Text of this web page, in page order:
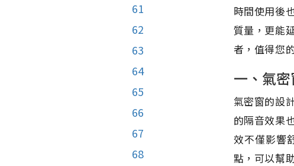
61
62
63
64
65
66
67
68
時間使用後
質量，更能
者，值得您
一、氣
氣密窗的設
的隔音效果
效不僅影響
點，可以幫